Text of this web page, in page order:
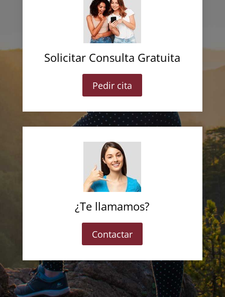
Solicitar Consulta Gratuita
Pedir cita
¿Te llamamos?
Contactar